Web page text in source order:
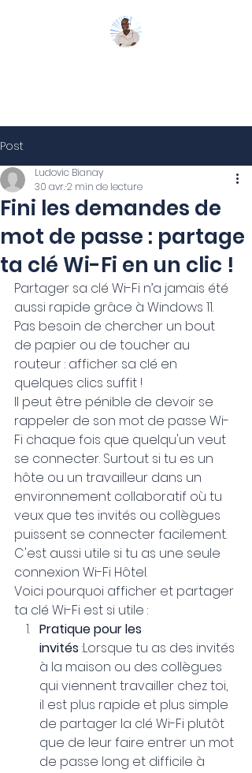
Post
Fini les demandes de
mot de passe : partage
ta clé Wi-Fi en un clic !
Ludovic Bianay
30 avr.2 min de lecture
Partager sa clé Wi-Fi n’a jamais été
aussi rapide grâce à Windows 11.
Pas besoin de chercher un bout
de papier ou de toucher au
routeur : afficher sa clé en
quelques clics suffit !
Il peut être pénible de devoir se
rappeler de son mot de passe Wi-
Fi chaque fois que quelqu'un veut
se connecter. Surtout si tu es un
hôte ou un travailleur dans un
environnement collaboratif où tu
veux que tes invités ou collègues
puissent se connecter facilement.
C'est aussi utile si tu as une seule
connexion Wi-Fi Hôtel.
Voici pourquoi afficher et partager
ta clé Wi-Fi est si utile :
Pratique pour les
invités :Lorsque tu as des invités
à la maison ou des collègues
qui viennent travailler chez toi,
il est plus rapide et plus simple
de partager la clé Wi-Fi plutôt
que de leur faire entrer un mot
de passe long et difficile à